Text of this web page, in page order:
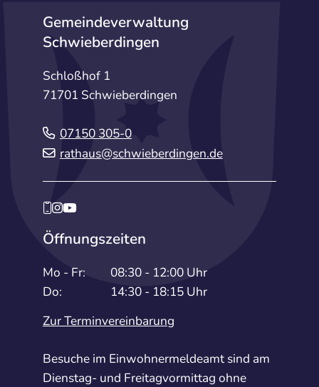
Gemeindeverwaltung
Schwieberdingen
Schloßhof 1
71701 Schwieberdingen
07150 305-0
rathaus@schwieberdingen.de
Öffnungszeiten
Mo - Fr:
08:30 - 12:00 Uhr
Do:
14:30 - 18:15 Uhr
Zur Terminvereinbarung
Besuche im Einwohnermeldeamt sind am
Dienstag- und Freitagvormittag ohne